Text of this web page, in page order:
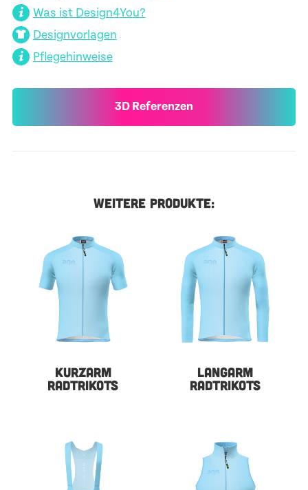
Was ist Design4You?
Designvorlagen
Pflegehinweise
3D Referenzen
WEITERE PRODUKTE:
KURZARM
RADTRIKOTS
LANGARM
RADTRIKOTS